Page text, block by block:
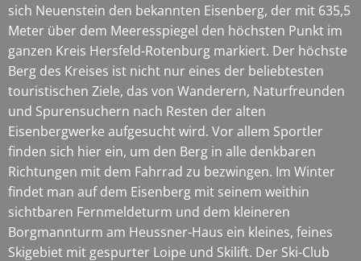
sich Neuenstein den bekannten Eisenberg, der mit 635,5
Meter über dem Meeresspiegel den höchsten Punkt im
ganzen Kreis Hersfeld-Rotenburg markiert. Der höchste
Berg des Kreises ist nicht nur eines der beliebtesten
touristischen Ziele, das von Wanderern, Naturfreunden
und Spurensuchern nach Resten der alten
Eisenbergwerke aufgesucht wird. Vor allem Sportler
finden sich hier ein, um den Berg in alle denkbaren
Richtungen mit dem Fahrrad zu bezwingen. Im Winter
findet man auf dem Eisenberg mit seinem weithin
sichtbaren Fernmeldeturm und dem kleineren
Borgmannturm am Heussner-Haus ein kleines, feines
Skigebiet mit gespurter Loipe und Skilift. Der Ski-Club